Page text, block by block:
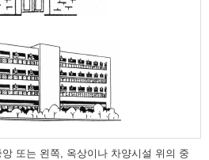
또는 왼쪽, 옥상이나 차양시설 위의 중